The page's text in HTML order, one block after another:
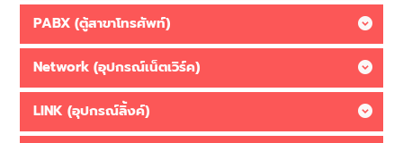
PABX (ตู้สาขาโทรศัพท์)
Network (อุปกรณ์เน็ตเวิร์ค)
LINK (อุปกรณ์ลิ้งค์)